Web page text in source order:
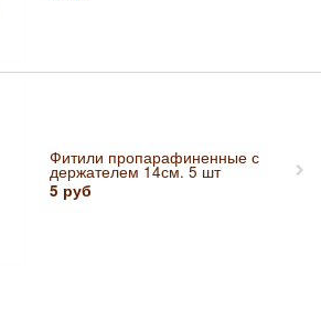
Фитили пропарафиненные с
держателем 14см. 5 шт
5 руб